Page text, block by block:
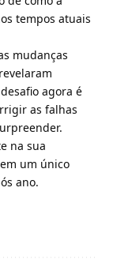
tempos atuais
mudanças
agora é
as falhas
na sua
um único
ano.